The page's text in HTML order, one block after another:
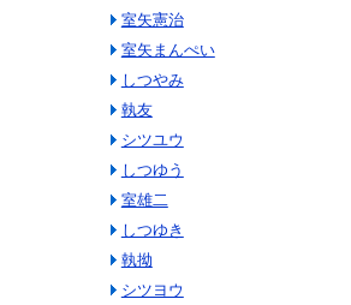
室矢憲治
室矢まんぺい
しつやみ
執友
シツユウ
しつゆう
室雄二
しつゆき
執拗
シツヨウ